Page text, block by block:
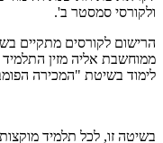
ולקורסי סמסטר ב'.
ממוחשבת אליה מזין
לימוד בשיטת "המכירה
בשיטה זו, לכל תלמיד